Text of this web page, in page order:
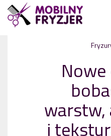
warstw,
i